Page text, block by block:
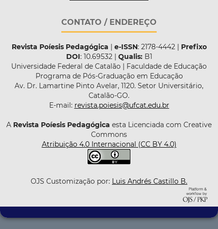
CONTATO / ENDEREÇO
Revista Poíesis Pedagógica | e-ISSN: 2178-4442 | Prefixo
DOI: 10.69532 | Qualis:B1
Universidade Federal de Catalão | Faculdade de Educação
Programa de Pós-Graduação em Educação
Av. Dr. Lamartine Pinto Avelar, 1120. Setor Universitário,
Catalão-GO.
E-mail: revista.poiesis@ufcat.edu.br
A Revista Poíesis Pedagógica esta Licenciada com Creative
Commons
Atribuição 4.0 Internacional (CC BY 4.0)
OJS Customização por: Luis Andrés Castillo B.